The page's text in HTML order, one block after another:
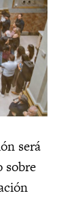
será
sobre